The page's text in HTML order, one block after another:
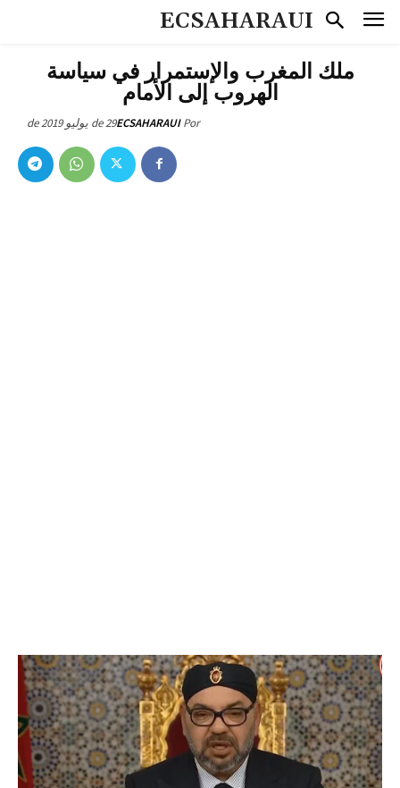
ECSAHARAUI
ملك المغرب والإستمرار في سياسة
الهروب إلى الأمام
Por
ECSAHARAUI29 de يوليو de 2019